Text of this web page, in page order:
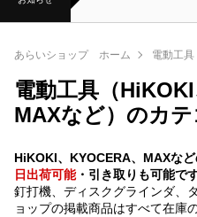
あらいショップ ホーム 電動工具
電動工具（HiKOKI
MAXなど）のカ
HiKOKI、KYOCERA、MAXな
日出荷可能・引き取りも可能です
釘打機、ディスクグラインダ、
ョップの掲載商品はすべて在庫